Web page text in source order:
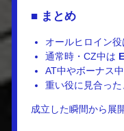
■ まとめ
オールヒロイン役
通常時・CZ中は
AT中やボーナス
重い役に見合っ
成立した瞬間から展